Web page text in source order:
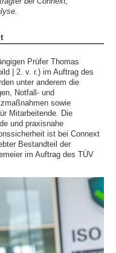
Prüfer Thomas
| 2. v. r.) im Auftrag des
unter anderem die
Notfall- und
sowie
Mitarbeitende. Die
und praxisnahe
ist bei Connext
Bestandteil der
im Auftrag des TÜV